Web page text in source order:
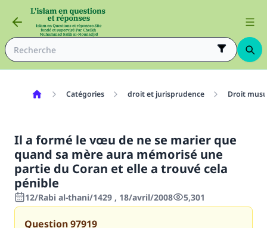
Catégories droit et jurisprudence Droit
Il a formé le vœu de ne se marier que
quand sa mère aura mémorisé une
partie du Coran et elle a trouvé cela
pénible
12/Rabi al-thani/1429 , 18/avril/2008 5,301
Question97919